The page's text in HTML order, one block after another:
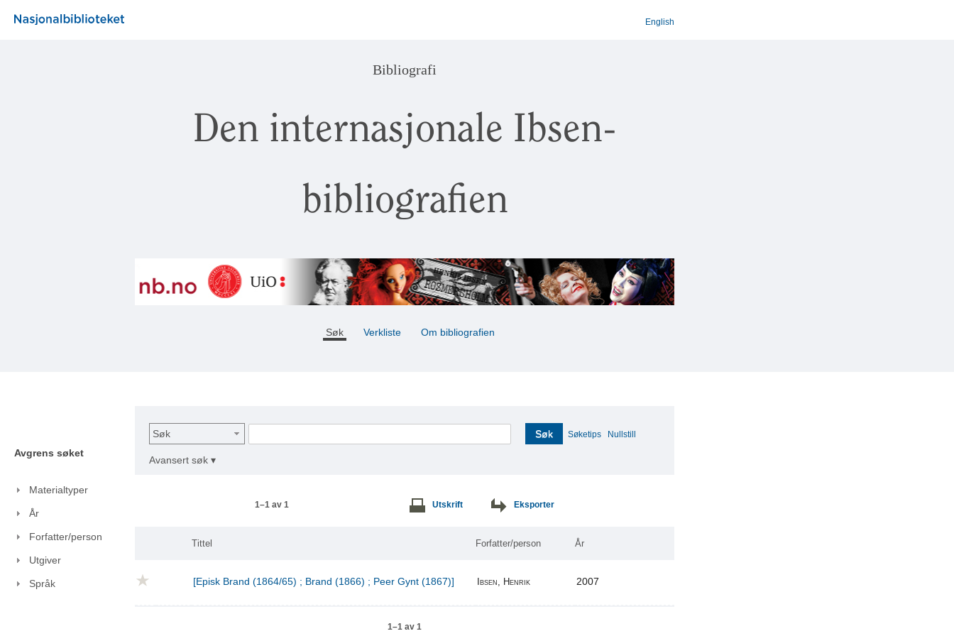
English
Bibliografi
Den internasjonale Ibsen-
bibliografien
Søk Verkliste Om bibliografien
Avgrens søket
Materialtyper
År
Forfatter/person
Utgiver
Språk
Søk Søk Søketips Nullstill
Avansert søk ▾
1–1 av 1 Utskrift Eksporter
Tittel Forfatter/person År
[Episk Brand (1864/65) ; Brand (1866) ; Peer Gynt (1867)] Ibsen, Henrik 2007
1–1 av 1